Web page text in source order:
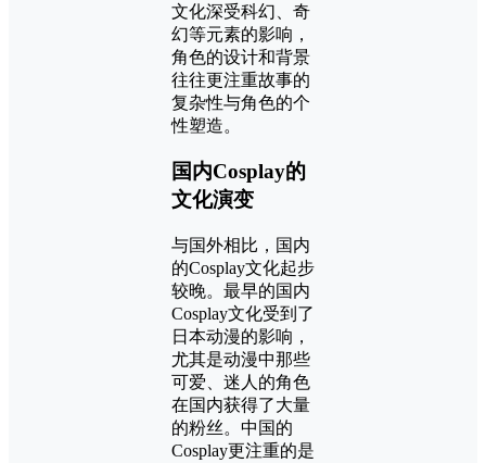
文化深受科幻、奇
幻等元素的影响，
角色的设计和背景
往往更注重故事的
复杂性与角色的个
性塑造。
国内Cosplay的
文化演变
与国外相比，国内
的Cosplay文化起步
较晚。最早的国内
Cosplay文化受到了
日本动漫的影响，
尤其是动漫中那些
可爱、迷人的角色
在国内获得了大量
的粉丝。中国的
Cosplay更注重的是